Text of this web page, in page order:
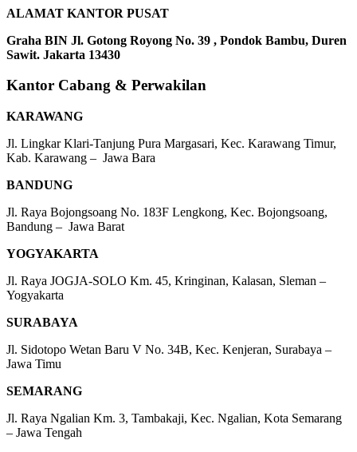
ALAMAT KANTOR PUSAT
Graha BIN Jl. Gotong Royong No. 39 , Pondok Bambu, Duren
Sawit. Jakarta 13430
Kantor Cabang & Perwakilan
KARAWANG
Jl. Lingkar Klari-Tanjung Pura Margasari, Kec. Karawang Timur,
Kab. Karawang – Jawa Bara
BANDUNG
Jl. Raya Bojongsoang No. 183F Lengkong, Kec. Bojongsoang,
Bandung – Jawa Barat
YOGYAKARTA
Jl. Raya JOGJA-SOLO Km. 45, Kringinan, Kalasan, Sleman –
Yogyakarta
SURABAYA
Jl. Sidotopo Wetan Baru V No. 34B, Kec. Kenjeran, Surabaya –
Jawa Timu
SEMARANG
Jl. Raya Ngalian Km. 3, Tambakaji, Kec. Ngalian, Kota Semarang
– Jawa Tengah